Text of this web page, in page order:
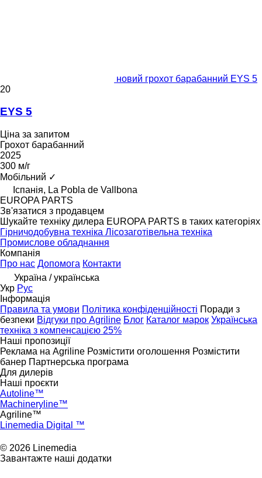
новий грохот барабанний EYS 5
20
EYS 5
Ціна за запитом
Грохот барабанний
2025
300 м/г
Мобільний ✓
Іспанія, La Pobla de Vallbona
EUROPA PARTS
Зв'язатися з продавцем
Шукайте техніку дилера EUROPA PARTS в таких категоріях
Гірничодобувна техніка Лісозаготівельна техніка
Промислове обладнання
Компанія
Про нас Допомога Контакти
Україна / українська
Укр Рус
Інформація
Правила та умови Політика конфіденційності Поради з
безпеки Відгуки про Agriline Блог Каталог марок Українська
техніка з компенсацією 25%
Наші пропозиції
Реклама на Agriline Розмістити оголошення Розмістити
банер Партнерська програма
Для дилерів
Наші проєкти
Autoline™
Machineryline™
Agriline™
Linemedia Digital ™
© 2026 Linemedia
Завантажте наші додатки